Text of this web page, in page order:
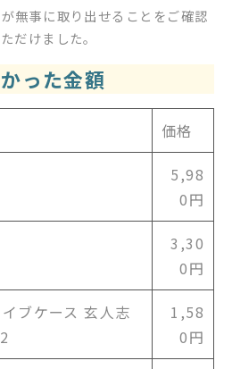
無事に取り出せることをご確認
だけました。
った金額
価格
5,98
0円
3,30
0円
ブケース 玄人志
1,58
0円